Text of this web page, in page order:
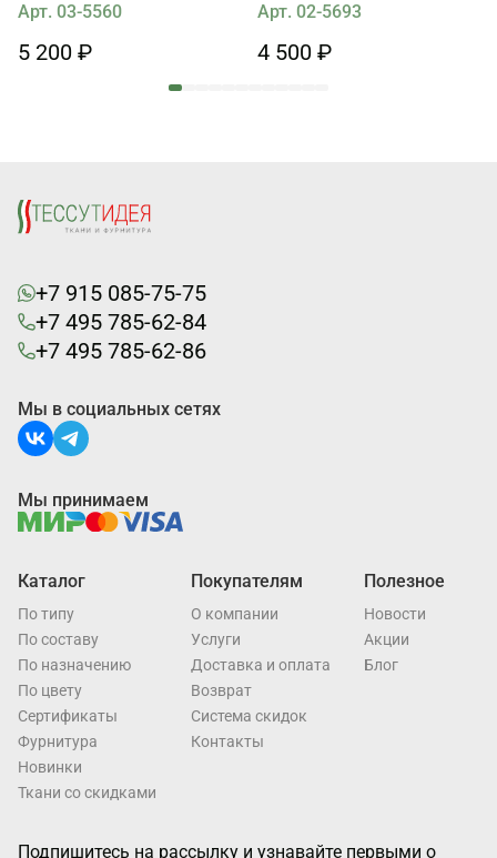
Арт. 03-5560
5 200 ₽
Арт. 02-5693
4 500 ₽
+7 915 085-75-75
+7 495 785-62-84
+7 495 785-62-86
Каталог
По типу
По составу
По назначению
По цвету
Cертификаты
Фурнитура
Новинки
Ткани со скидками
Покупателям
О компании
Услуги
Доставка и оплата
Возврат
Система скидок
Контакты
Полезное
Новости
Акции
Блог
Подпишитесь на рассылку и узнавайте первыми о
Мы в социальных сетях
Мы принимаем